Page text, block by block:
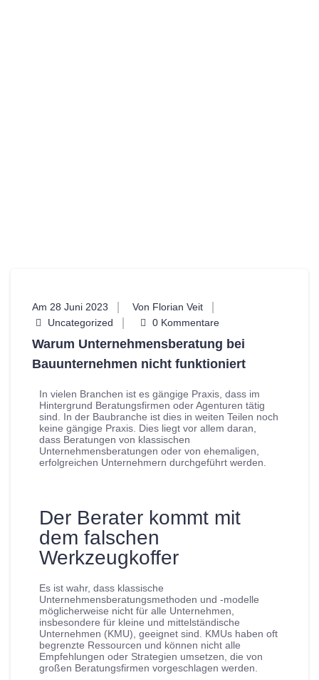
Am 28 Juni 2023
Von Florian Veit
Uncategorized
0 Kommentare
Warum Unternehmensberatung bei
Bauunternehmen nicht funktioniert
In vielen Branchen ist es gängige Praxis, dass im
Hintergrund Beratungsfirmen oder Agenturen tätig
sind. In der Baubranche ist dies in weiten Teilen noch
keine gängige Praxis. Dies liegt vor allem daran,
dass Beratungen von klassischen
Unternehmensberatungen oder von ehemaligen,
erfolgreichen Unternehmern durchgeführt werden.
Der Berater kommt mit
dem falschen
Werkzeugkoffer
Es ist wahr, dass klassische
Unternehmensberatungsmethoden und -modelle
möglicherweise nicht für alle Unternehmen,
insbesondere für kleine und mittelständische
Unternehmen (KMU), geeignet sind. KMUs haben oft
begrenzte Ressourcen und können nicht alle
Empfehlungen oder Strategien umsetzen, die von
großen Beratungsfirmen vorgeschlagen werden.